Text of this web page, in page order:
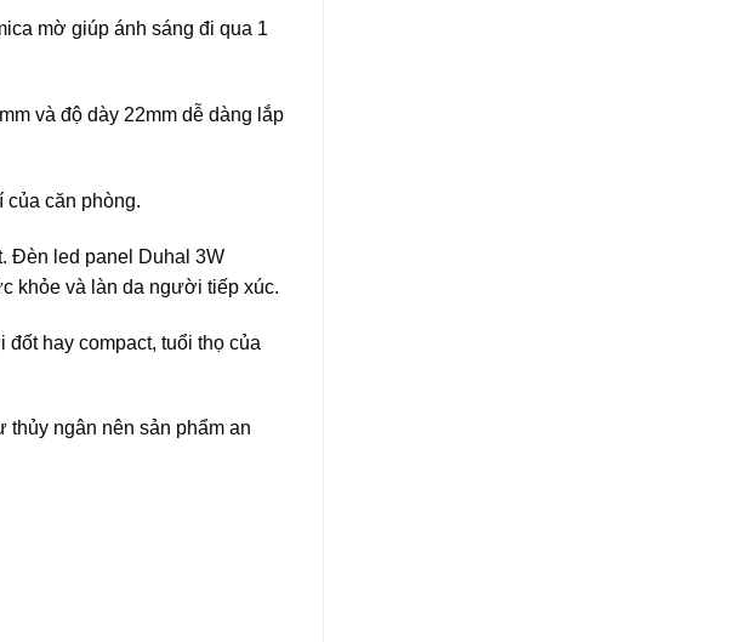
mờ giúp ánh sáng đi qua 1
và độ dày 22mm dễ dàng lắp
của căn phòng.
Đèn led panel Duhal 3W
khỏe và làn da người tiếp xúc.
hay compact, tuổi thọ của
ngân nên sản phẩm an